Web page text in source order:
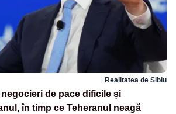
Realitatea de Sibiu
de pace dificile și
în timp ce Teheranul neagă